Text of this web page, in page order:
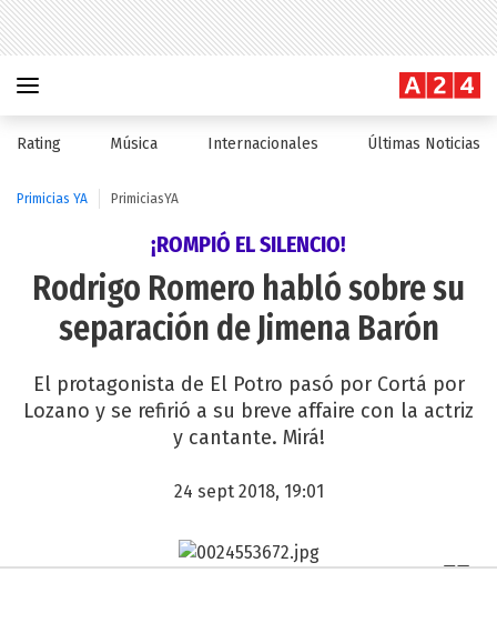
Rating Música Internacionales Últimas Noticias
Primicias YA PrimiciasYA
¡ROMPIÓ EL SILENCIO!
Rodrigo Romero habló sobre su
separación de Jimena Barón
El protagonista de El Potro pasó por Cortá por
Lozano y se refirió a su breve affaire con la actriz
y cantante. Mirá!
24 sept 2018, 19:01